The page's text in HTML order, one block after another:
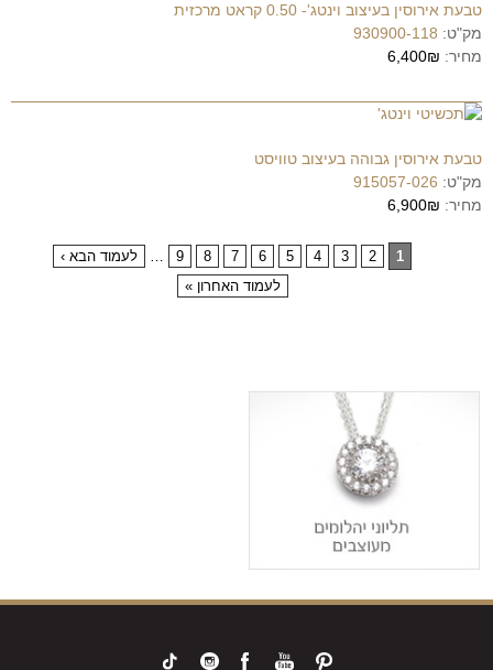
טבעת אירוסין בעיצוב וינטג'- 0.50 קראט מרכזית
מק"ט: 930900-118
מחיר: 6,400₪
טבעת אירוסין גבוהה בעיצוב טוויסט
מק"ט: 915057-026
מחיר: 6,900₪
1
2
3
4
5
6
7
8
9
…
לעמוד הבא ›
לעמוד האחרון »